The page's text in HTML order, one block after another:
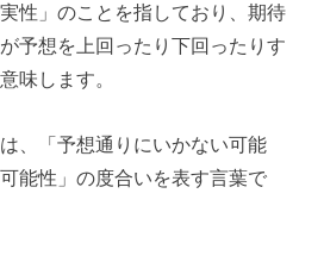
性」のことを指しており、期待
予想を上回ったり下回ったりす
味します。
、「予想通りにいかない可能
能性」の度合いを表す言葉で